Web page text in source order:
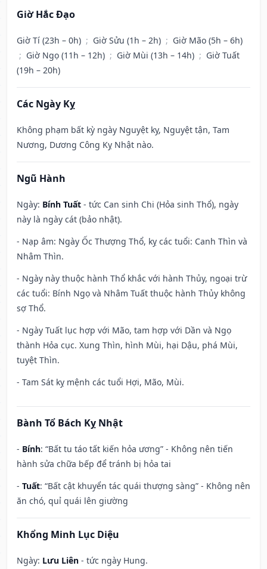
Giờ Hắc Đạo
Giờ Tí (23h – 0h) ; Giờ Sửu (1h – 2h) ; Giờ Mão (5h – 6h)
; Giờ Ngọ (11h – 12h) ; Giờ Mùi (13h – 14h) ; Giờ Tuất
(19h – 20h)
Các Ngày Kỵ
Không phạm bất kỳ ngày Nguyệt kỵ, Nguyệt tận, Tam
Nương, Dương Công Kỵ Nhật nào.
Ngũ Hành
Ngày: Bính Tuất - tức Can sinh Chi (Hỏa sinh Thổ), ngày
này là ngày cát (bảo nhật).
- Nạp âm: Ngày Ốc Thượng Thổ, kỵ các tuổi: Canh Thìn và
Nhâm Thìn.
- Ngày này thuộc hành Thổ khắc với hành Thủy, ngoại trừ
các tuổi: Bính Ngọ và Nhâm Tuất thuộc hành Thủy không
sợ Thổ.
- Ngày Tuất lục hợp với Mão, tam hợp với Dần và Ngọ
thành Hỏa cục. Xung Thìn, hình Mùi, hại Dậu, phá Mùi,
tuyệt Thìn.
- Tam Sát kỵ mệnh các tuổi Hợi, Mão, Mùi.
Bành Tổ Bách Kỵ Nhật
- Bính: “Bất tu táo tất kiến hỏa ương” - Không nên tiến
hành sửa chữa bếp để tránh bị hỏa tai
- Tuất: “Bất cật khuyển tác quái thượng sàng” - Không nên
ăn chó, quỉ quái lên giường
Khổng Minh Lục Diệu
Ngày: Lưu Liên - tức ngày Hung.